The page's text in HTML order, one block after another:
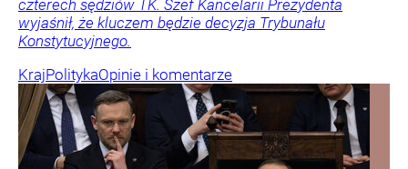
czterech sędziów TK. Szef Kancelarii Prezydenta
wyjaśnił, że kluczem będzie decyzja Trybunału
Konstytucyjnego.
KrajPolitykaOpinie i komentarze